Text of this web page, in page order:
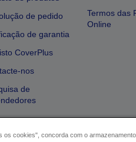
de pedido
de garantia
CoverPlus
nos
de
Termos das
Online
os cookies", concorda com o